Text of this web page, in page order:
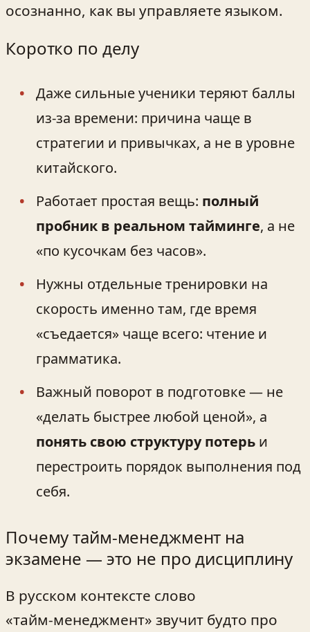
осознанно, как вы управляете языком.
Коротко по делу
Даже сильные ученики теряют баллы
из‑за времени: причина чаще в
стратегии и привычках, а не в уровне
китайского.
Работает простая вещь: полный
пробник в реальном тайминге, а не
«по кусочкам без часов».
Нужны отдельные тренировки на
скорость именно там, где время
«съедается» чаще всего: чтение и
грамматика.
Важный поворот в подготовке — не
«делать быстрее любой ценой», а
понять свою структуру потерь и
перестроить порядок выполнения под
себя.
Почему тайм‑менеджмент на
экзамене — это не про дисциплину
В русском контексте слово
«тайм‑менеджмент» звучит будто про